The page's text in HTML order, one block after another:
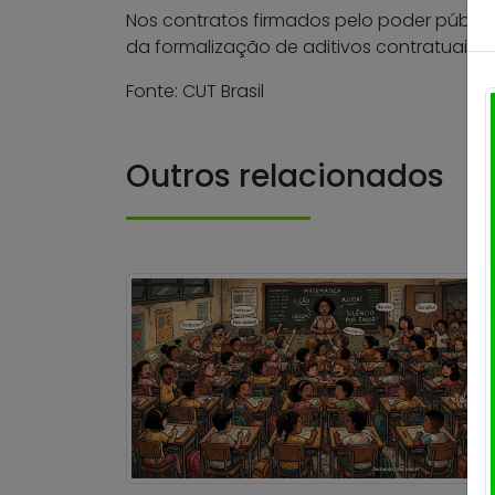
Nos contratos firmados pelo poder
da formalização de aditivos contratuais
Fonte: CUT Brasil
Outros relacionados